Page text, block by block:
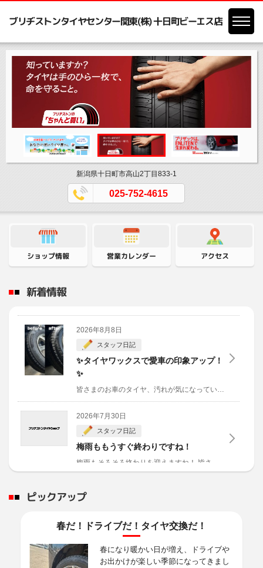
ブリヂストンタイヤセンター関東(株) 十日町ビーエス店
新潟県十日町市高山2丁目833-1
025-752-4615
ショップ情報 営業カレンダー アクセス
新着情報
2026年8月8日
スタッフ日記
✨タイヤワックスで愛車の印象アップ！
✨
皆さまのお車のタイヤ、汚れが気になっていませんか？
2026年7月30日
スタッフ日記
梅雨ももうすぐ終わりですね！
梅雨もそろそろ終わりを迎えますね！ 皆さまは今年、どちらへドライブに行かれますか～？
梅雨ですね
2026年6月12日
ピックアップ
春だ！ドライブだ！タイヤ交換だ！
春になり暖かい日が増え、ドライブや
お出かけが楽しい季節になってきまし